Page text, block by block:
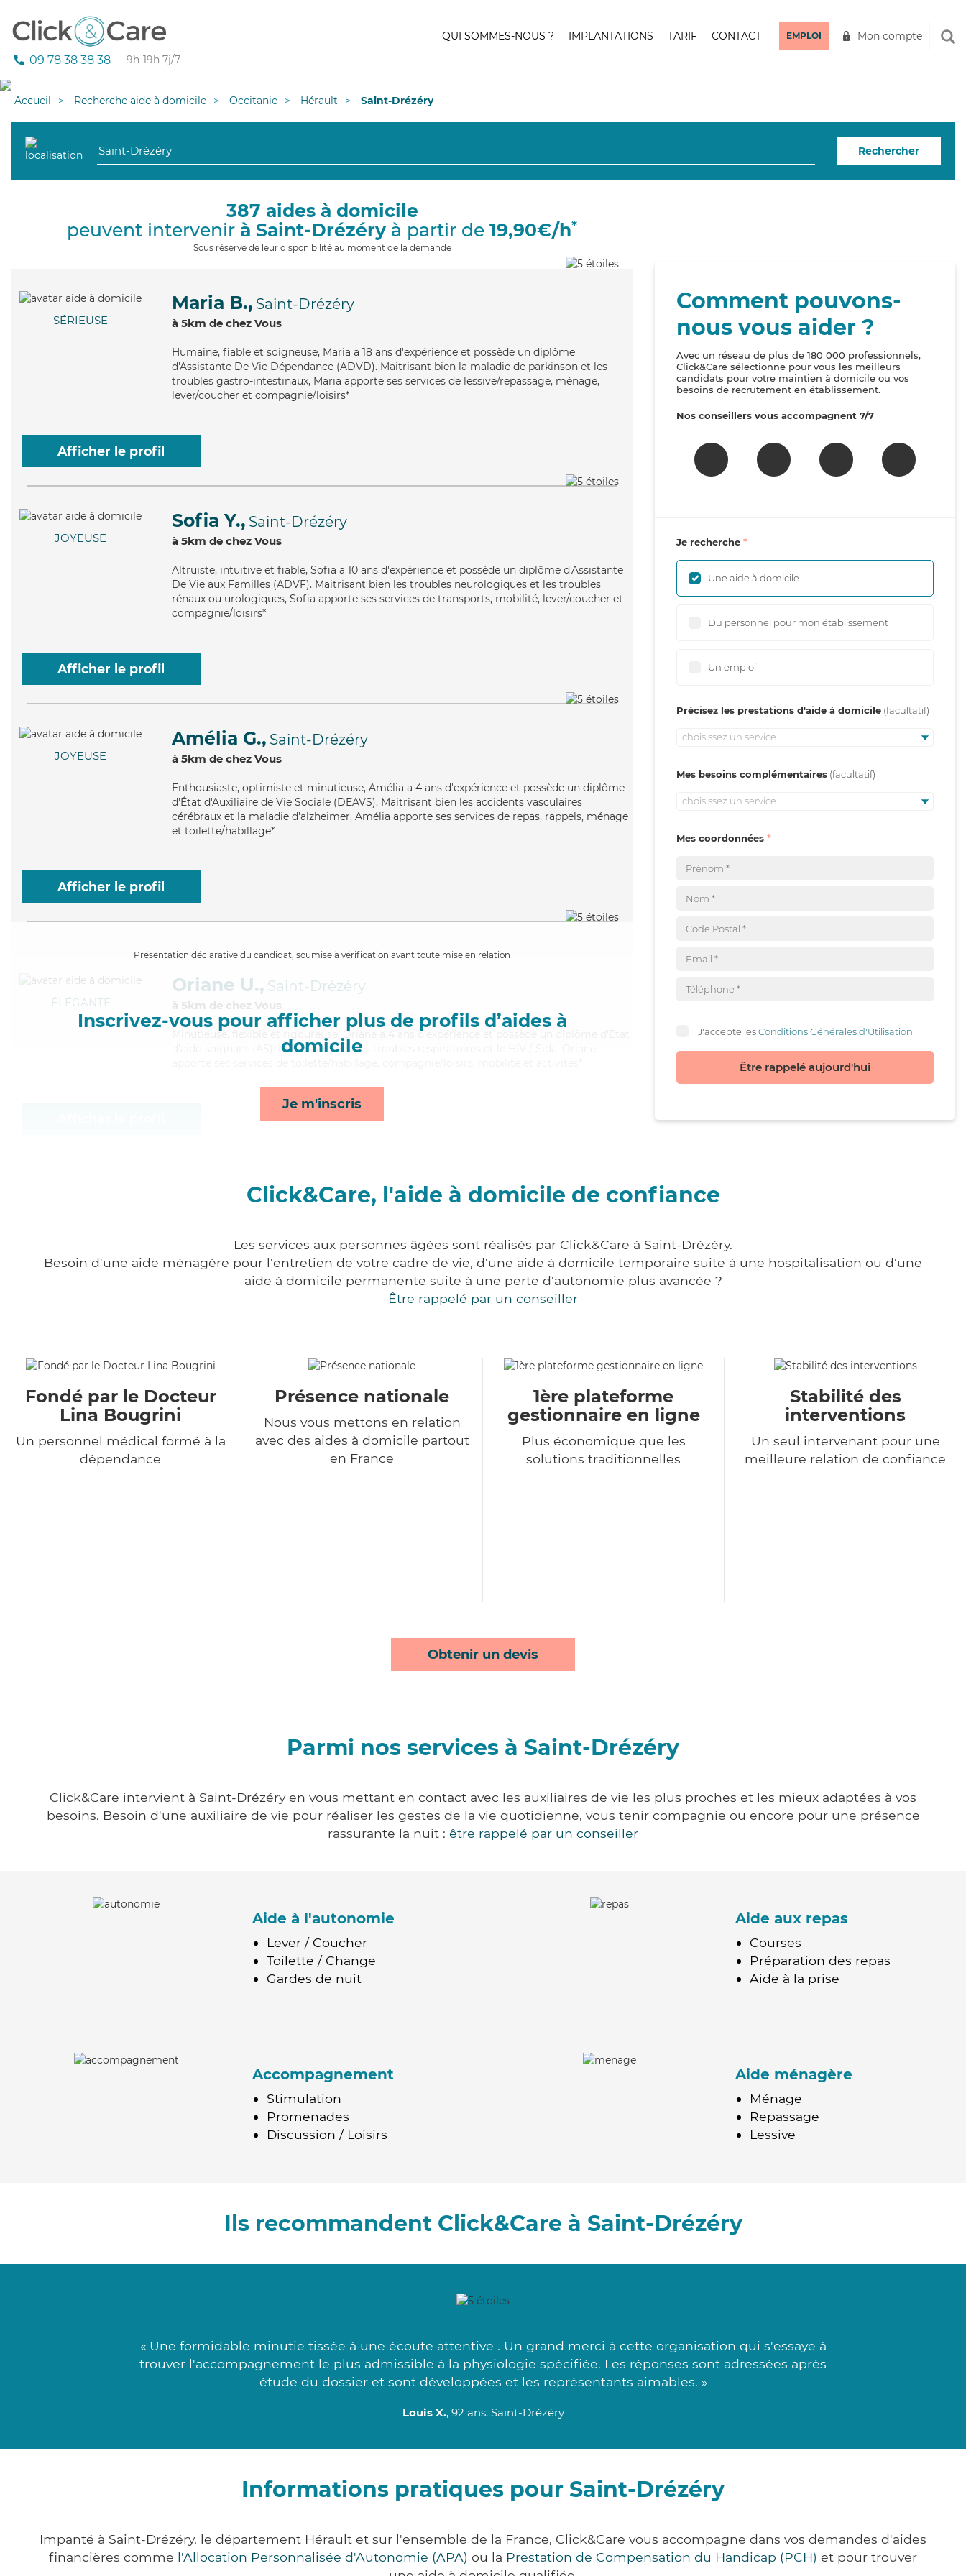
09 78 38 38 38 — 9h-19h 7j/7
QUI SOMMES-NOUS ? IMPLANTATIONS TARIF CONTACT EMPLOI Mon compte
Accueil Recherche aide à domicile Occitanie Hérault Saint-Drézéry
Rechercher
387 aides à domicile
peuvent intervenir à Saint-Drézéry à partir de 19,90€/h*
Sous réserve de leur disponibilité au moment de la demande
SÉRIEUSE
Maria B., Saint-Drézéry
à 5km de chez Vous
Humaine, fiable et soigneuse, Maria a 18 ans d'expérience et possède un diplôme
d'Assistante De Vie Dépendance (ADVD). Maitrisant bien la maladie de parkinson et les
troubles gastro-intestinaux, Maria apporte ses services de lessive/repassage, ménage,
lever/coucher et compagnie/loisirs*
Afficher le profil
JOYEUSE
Sofia Y., Saint-Drézéry
à 5km de chez Vous
Altruiste, intuitive et fiable, Sofia a 10 ans d'expérience et possède un diplôme d'Assistante
De Vie aux Familles (ADVF). Maitrisant bien les troubles neurologiques et les troubles
rénaux ou urologiques, Sofia apporte ses services de transports, mobilité, lever/coucher et
compagnie/loisirs*
Afficher le profil
JOYEUSE
Amélia G., Saint-Drézéry
à 5km de chez Vous
Enthousiaste, optimiste et minutieuse, Amélia a 4 ans d'expérience et possède un diplôme
d'État d'Auxiliaire de Vie Sociale (DEAVS). Maitrisant bien les accidents vasculaires
cérébraux et la maladie d'alzheimer, Amélia apporte ses services de repas, rappels, ménage
et toilette/habillage*
Afficher le profil
Présentation déclarative du candidat, soumise à vérification avant toute mise en relation
Inscrivez-vous pour afficher plus de profils d’aides à
domicile
Je m'inscris
ÉLÉGANTE
Oriane U., Saint-Drézéry
à 5km de chez Vous
Minutieuse
, flexible et rigoureuse, Oriane a 4 ans d'expérience et possède un diplôme d'Etat
d'aide-soignant (AS). Maitrisant bien les troubles respiratoires et le HIV / Sida, Oriane
Comment pouvons-
nous vous aider ?
Avec un réseau de plus de 180 000 professionnels,
Click&Care sélectionne pour vous les meilleurs
candidats pour votre maintien à domicile ou vos
besoins de recrutement en établissement.
Nos conseillers vous accompagnent 7/7
Je recherche
Une aide à domicile
Du personnel pour mon établissement
Un emploi
Précisez les prestations d'aide à domicile
choisissez un service
Mes besoins complémentaires
choisissez un service
Mes coordonnées
J'accepte lesConditions Générales d'Utilisation
Être rappelé aujourd'hui
Click&Care, l'aide à domicile de confiance
Les services aux personnes âgées sont réalisés par Click&Care à Saint-Drézéry.
Besoin d'une aide ménagère pour l'entretien de votre cadre de vie, d'une aide à domicile temporaire suite à une hospitalisation ou d'une
aide à domicile permanente suite à une perte d'autonomie plus avancée ?
Être rappelé par un conseiller
Fondé par le Docteur
Lina Bougrini
Un personnel médical formé à la
dépendance
Présence nationale
Nous vous mettons en relation
avec des aides à domicile partout
en France
1ère plateforme
gestionnaire en ligne
Plus économique que les
solutions traditionnelles
Stabilité des
interventions
Un seul intervenant pour une
meilleure relation de confiance
Obtenir un devis
Parmi nos services à Saint-Drézéry
Click&Care intervient à Saint-Drézéry en vous mettant en contact avec les auxiliaires de vie les plus proches et les mieux adaptées à vos
besoins. Besoin d'une auxiliaire de vie pour réaliser les gestes de la vie quotidienne, vous tenir compagnie ou encore pour une présence
rassurante la nuit : être rappelé par un conseiller
Aide à l'autonomie
Lever / Coucher
Toilette / Change
Gardes de nuit
Aide aux repas
Courses
Préparation des repas
Aide à la prise
Accompagnement
Stimulation
Promenades
Discussion / Loisirs
Aide ménagère
Ménage
Repassage
Lessive
Ils recommandent Click&Care à Saint-Drézéry
« Une formidable minutie tissée à une écoute attentive . Un grand merci à cette organisation qui s'essaye à
trouver l'accompagnement le plus admissible à la physiologie spécifiée. Les réponses sont adressées après
étude du dossier et sont développées et les représentants aimables. »
Louis X., 92 ans, Saint-Drézéry
Informations pratiques pour Saint-Drézéry
Impanté à Saint-Drézéry, le département Hérault et sur l'ensemble de la France, Click&Care vous accompagne dans vos demandes d'aides
financières comme l'Allocation Personnalisée d'Autonomie (APA) ou la Prestation de Compensation du Handicap (PCH) et pour trouver